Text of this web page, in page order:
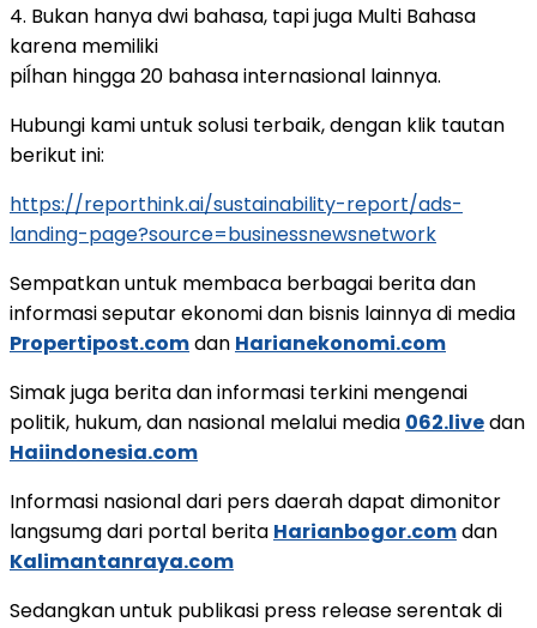
4. Bukan hanya dwi bahasa, tapi juga Multi Bahasa
karena memiliki
piĺhan hingga 20 bahasa internasional lainnya.
Hubungi kami untuk solusi terbaik, dengan klik tautan
berikut ini:
https://reporthink.ai/sustainability-report/ads-
landing-page?source=businessnewsnetwork
Sempatkan untuk membaca berbagai berita dan
informasi seputar ekonomi dan bisnis lainnya di media
Propertipost.comdan Harianekonomi.com
Simak juga berita dan informasi terkini mengenai
politik, hukum, dan nasional melalui media 062.livedan
Haiindonesia.com
Informasi nasional dari pers daerah dapat dimonitor
langsumg dari portal berita Harianbogor.comdan
Kalimantanraya.com
Sedangkan untuk publikasi press release serentak di